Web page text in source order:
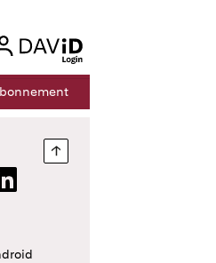
login
nnement
Nach oben springen